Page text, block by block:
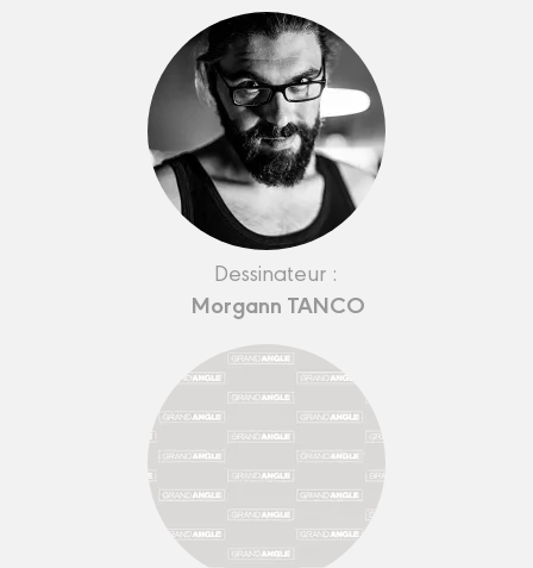
Dessinateur :
Morgann TANCO